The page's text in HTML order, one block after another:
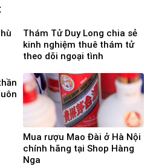
Thám Tử Duy Long chia sẻ
kinh nghiệm thuê thám tử
theo dõi ngoại tình
Mua rượu Mao Đài ở Hà Nội
chính hãng tại Shop Hàng
Nga